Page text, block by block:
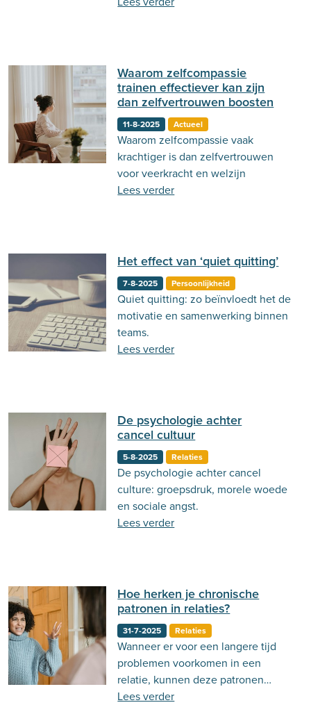
Waarom zelfcompassie
trainen effectiever kan zijn
dan zelfvertrouwen boosten
11-8-2025 Actueel
Waarom zelfcompassie vaak
krachtiger is dan zelfvertrouwen
voor veerkracht en welzijn
Lees verder
Het effect van ‘quiet quitting’
7-8-2025 Persoonlijkheid
Quiet quitting: zo beïnvloedt het de
motivatie en samenwerking binnen
teams.
Lees verder
De psychologie achter
cancel cultuur
5-8-2025 Relaties
De psychologie achter cancel
culture: groepsdruk, morele woede
en sociale angst.
Lees verder
Hoe herken je chronische
patronen in relaties?
31-7-2025 Relaties
Wanneer er voor een langere tijd
problemen voorkomen in een
relatie, kunnen deze patronen
chronisch worden. Lees hier hoe je
Lees verder